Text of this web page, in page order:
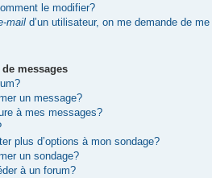
le modifier?
mail d’un utilisateur, on me demande de me
messages
un message?
à mes messages?
plus d’options à mon sondage?
un sondage?
à un forum?